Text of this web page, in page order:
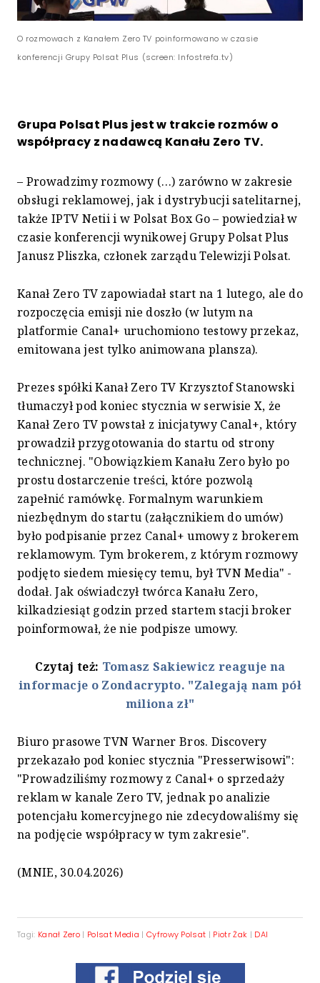
O rozmowach z Kanałem Zero TV poinformowano w czasie
konferencji Grupy Polsat Plus (screen: Infostrefa.tv)
Grupa Polsat Plus jest w trakcie rozmów o
współpracy z nadawcą Kanału Zero TV.
– Prowadzimy rozmowy (…) zarówno w zakresie
obsługi reklamowej, jak i dystrybucji satelitarnej,
także IPTV Netii i w Polsat Box Go – powiedział w
czasie konferencji wynikowej Grupy Polsat Plus
Janusz Pliszka, członek zarządu Telewizji Polsat.
Kanał Zero TV zapowiadał start na 1 lutego, ale do
rozpoczęcia emisji nie doszło (w lutym na
platformie Canal+ uruchomiono testowy przekaz,
emitowana jest tylko animowana plansza).
Prezes spółki Kanał Zero TV Krzysztof Stanowski
tłumaczył pod koniec stycznia w serwisie X, że
Kanał Zero TV powstał z inicjatywy Canal+, który
prowadził przygotowania do startu od strony
technicznej. "Obowiązkiem Kanału Zero było po
prostu dostarczenie treści, które pozwolą
zapełnić ramówkę. Formalnym warunkiem
niezbędnym do startu (załącznikiem do umów)
było podpisanie przez Canal+ umowy z brokerem
reklamowym. Tym brokerem, z którym rozmowy
podjęto siedem miesięcy temu, był TVN Media" -
dodał. Jak oświadczył twórca Kanału Zero,
kilkadziesiąt godzin przed startem stacji broker
poinformował, że nie podpisze umowy.
Czytaj też: Tomasz Sakiewicz reaguje na
informacje o Zondacrypto. "Zalegają nam pół
miliona zł"
Biuro prasowe TVN Warner Bros. Discovery
przekazało pod koniec stycznia "Presserwisowi":
"Prowadziliśmy rozmowy z Canal+ o sprzedaży
reklam w kanale Zero TV, jednak po analizie
potencjału komercyjnego nie zdecydowaliśmy się
na podjęcie współpracy w tym zakresie".
(MNIE, 30.04.2026)
Tagi: Kanał Zero | Polsat Media | Cyfrowy Polsat | Piotr Żak | DAI